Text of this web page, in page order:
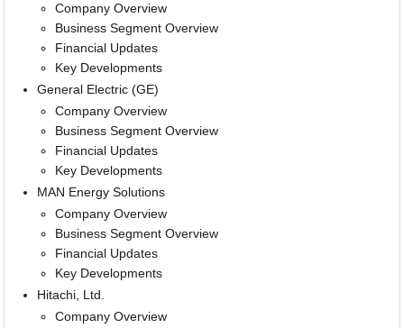
Company Overview
Business Segment Overview
Financial Updates
Key Developments
General Electric (GE)
Company Overview
Business Segment Overview
Financial Updates
Key Developments
MAN Energy Solutions
Company Overview
Business Segment Overview
Financial Updates
Key Developments
Hitachi, Ltd.
Company Overview